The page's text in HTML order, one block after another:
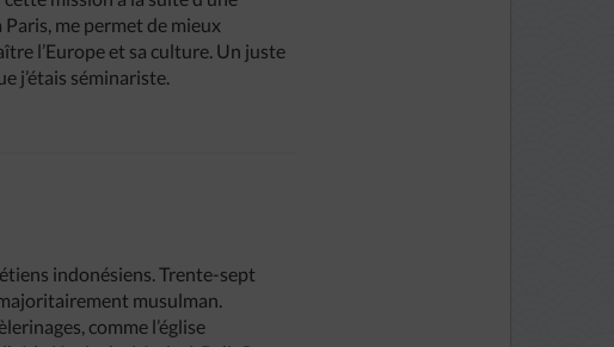
me permet de mieux
l’Europe et sa culture. Un juste
j’étais séminariste.
indonésiens. Trente-sept
musulman.
comme l’église